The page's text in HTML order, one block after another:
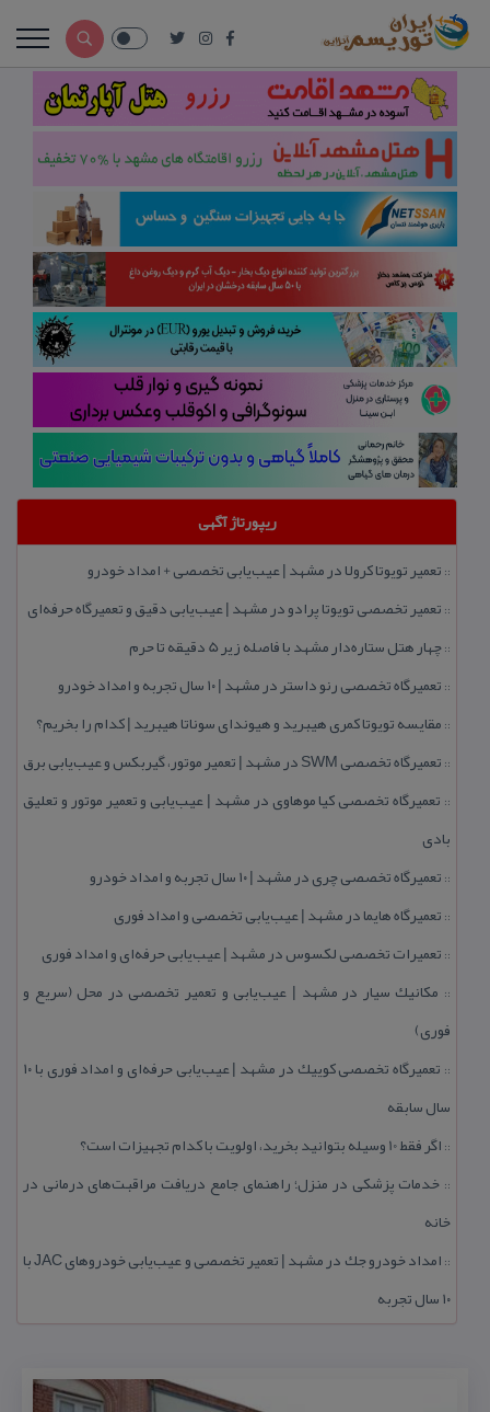
ریپورتاژ آگهی
:: تعمیر تویوتا كرولا در مشهد | عیب‌یابی تخصصی + امداد خودرو
:: تعمیر تخصصی تویوتا پرادو در مشهد | عیب‌یابی دقیق و تعمیرگاه حرفه‌ای
::چهار هتل‌ ستاره‌دار مشهد با فاصله زیر 5 دقیقه تا حرم
:: تعمیرگاه تخصصی رنو داستر در مشهد | ۱۰ سال تجربه و امداد خودرو
:: مقایسه تویوتا كمری هیبرید و هیوندای سوناتا هیبرید | كدام را بخریم؟
:: تعمیرگاه تخصصی SWM در مشهد | تعمیر موتور، گیربكس و عیب‌یابی برق
:: تعمیرگاه تخصصی كیا موهاوی در مشهد | عیب‌یابی و تعمیر موتور و تعلیق
بادی
:: تعمیرگاه تخصصی چری در مشهد | ۱۰ سال تجربه و امداد خودرو
:: تعمیرگاه هایما در مشهد | عیب‌یابی تخصصی و امداد فوری
:: تعمیرات تخصصی لكسوس در مشهد | عیب‌یابی حرفه‌ای و امداد فوری
:: مكانیك سیار در مشهد | عیب‌یابی و تعمیر تخصصی در محل (سریع و
فوری)
::
تعمیرگاه تخصصی كوییك در مشهد | عیب‌یابی حرفه‌ای و امداد فوری با ۱۰
سال سابقه
:: اگر فقط 10 وسیله بتوانید بخرید، اولویت با كدام تجهیزات است؟
:: خدمات پزشكی در منزل؛ راهنمای جامع دریافت مراقبت‌های درمانی در
خانه
::
امداد خودرو جك در مشهد | تعمیر تخصصی و عیب‌یابی خودروهای JAC با
۱۰ سال تجربه